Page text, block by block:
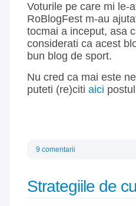
Voturile pe care mi le-
RoBlogFest m-au
tocmai a inceput, asa
considerati ca acest
bun blog de sport.
Nu cred ca mai este
puteti (re)citi aici
9 comentarii
Strategiile de